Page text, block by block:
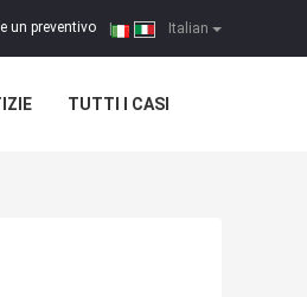
Italian
un preventivo |
TUTTI I CASI